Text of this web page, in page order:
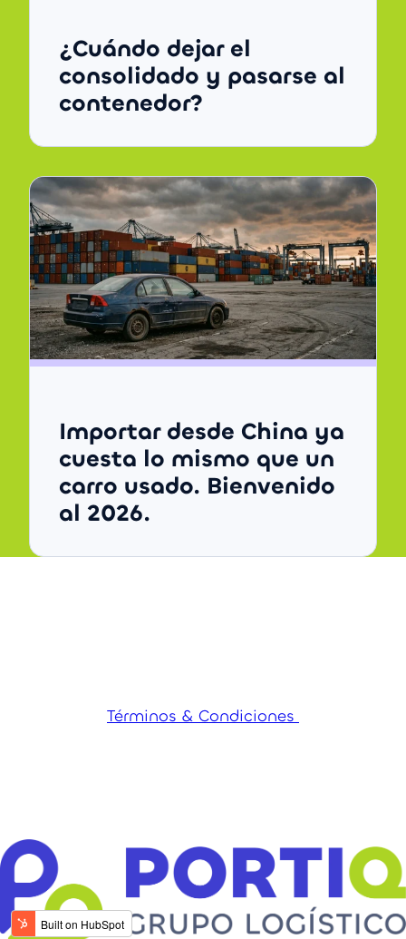
¿Cuándo dejar el
consolidado y pasarse al
contenedor?
Importar desde China ya
cuesta lo mismo que un
carro usado. Bienvenido
al 2026.
Términos & Condiciones